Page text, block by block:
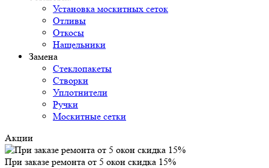
Установка москитных сеток
Отливы
Откосы
Нащельники
Замена
Стеклопакеты
Створки
Уплотнители
Ручки
Москитные сетки
Акции
При заказе ремонта от 5 окон скидка 15%